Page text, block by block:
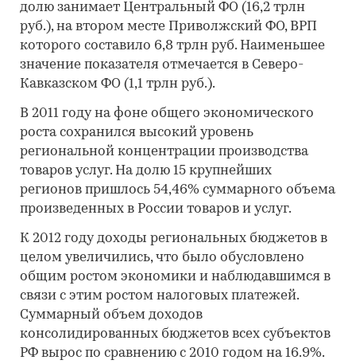
долю занимает Центральный ФО (16,2 трлн
руб.), на втором месте Приволжский ФО, ВРП
которого составило 6,8 трлн руб. Наименьшее
значение показателя отмечается в Северо-
Кавказском ФО (1,1 трлн руб.).
В 2011 году на фоне общего экономического
роста сохранился высокий уровень
региональной концентрации производства
товаров услуг. На долю 15 крупнейших
регионов пришлось 54,46% суммарного объема
произведенных в России товаров и услуг.
К 2012 году доходы региональных бюджетов в
целом увеличились, что было обусловлено
общим ростом экономики и наблюдавшимся в
связи с этим ростом налоговых платежей.
Суммарный объем доходов
консолидированных бюджетов всех субъектов
РФ вырос по сравнению с 2010 годом на 16.9%.